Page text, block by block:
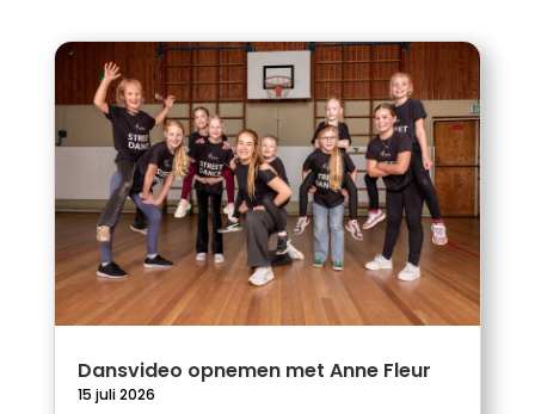
Dansvideo opnemen met Anne Fleur
15 juli 2026